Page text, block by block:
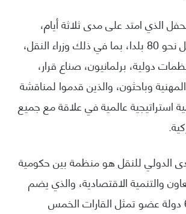
الذي امتد على مدى ثلاثة أيام،
مشاركة وفود تمثل نحو 80 بلدا، بما في ذلك وزراء النقل،
دولية، برلمانيون، صناع قرار،
وباحثون، والذين قدموا لمناقشة
استراتيجية عالمية في علاقة مع جميع
الدولي للنقل هو منظمة بين حكومية
والتنمية الاقتصادية، والذي يضم